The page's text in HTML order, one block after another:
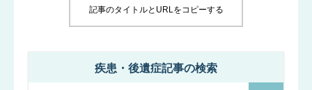
記事のタイトルとURLをコピーする
疾患・後遺症記事の検索